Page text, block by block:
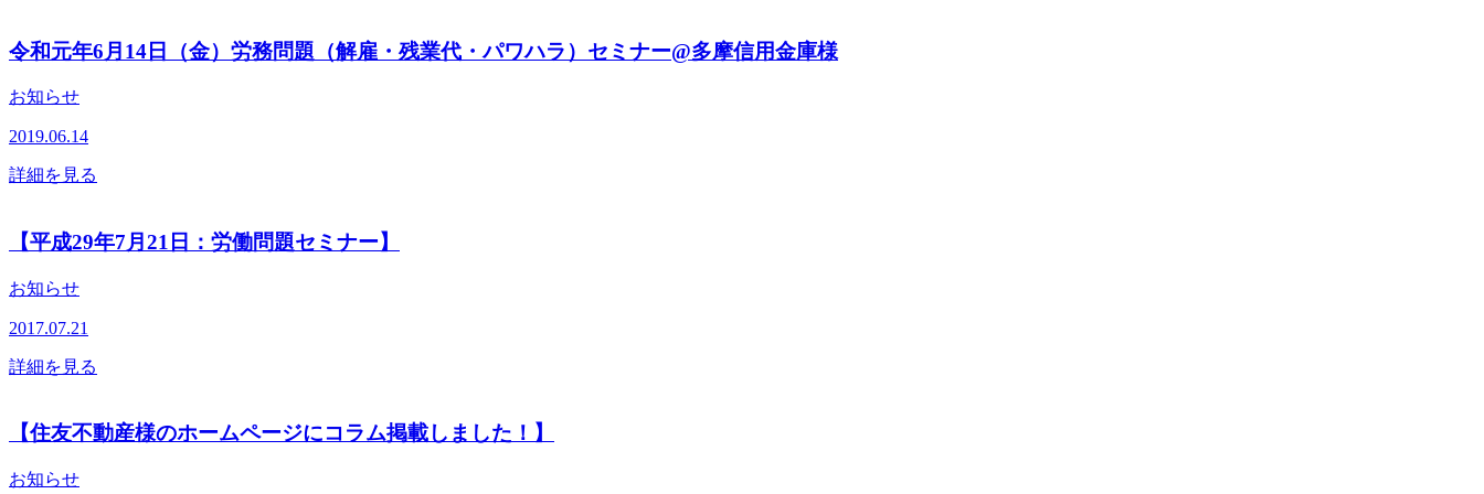
令和元年6月14日（金）労務問題（解雇・残業代・パワハラ）セミナー@多摩信用金庫様
お知らせ
2019.06.14
詳細を見る
【平成29年7月21日：労働問題セミナー】
お知らせ
2017.07.21
詳細を見る
【住友不動産様のホームページにコラム掲載しました！】
お知らせ